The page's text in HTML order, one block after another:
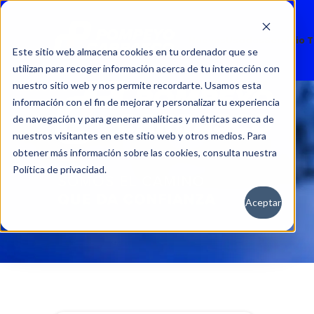
Este sitio web almacena cookies en tu ordenador que se
utilizan para recoger información acerca de tu interacción con
nuestro sitio web y nos permite recordarte. Usamos esta
información con el fin de mejorar y personalizar tu experiencia
de navegación y para generar analíticas y métricas acerca de
nuestros visitantes en este sitio web y otros medios. Para
obtener más información sobre las cookies, consulta nuestra
Política de privacidad.
Aceptar
Servicio